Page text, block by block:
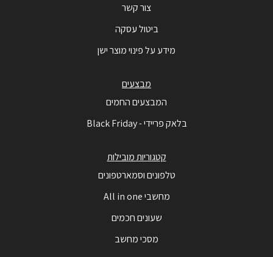
צור קשר
ביטול עסקה
מידע על פינוי מוצר ישן
מבצעים
המבצעים החמים
בלאק פריידי - Black Friday
קטגוריות מובילות
טלפונים וסמארטפונים
מחשבי All in one
שעונים חכמים
מסכי מחשב